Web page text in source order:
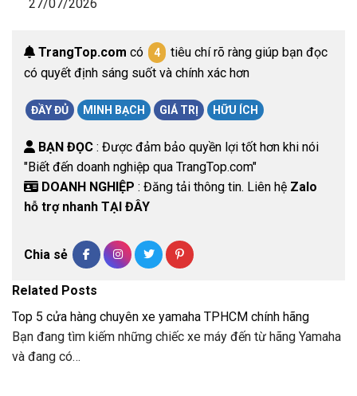
27/07/2026
TrangTop.com có 4
tiêu chí rõ ràng giúp bạn đọc
có quyết định sáng suốt và chính xác hơn
ĐẦY ĐỦ MINH BẠCH GIÁ TRỊ HỮU ÍCH
BẠN ĐỌC : Được đảm bảo quyền lợi tốt hơn khi nói
"Biết đến doanh nghiệp qua TrangTop.com"
DOANH NGHIỆP : Đăng tải thông tin. Liên hệ Zalo
hỗ trợ nhanh TẠI ĐÂY
Chia sẻ
Related Posts
Top 5 cửa hàng chuyên xe yamaha TPHCM chính hãng
Bạn đang tìm kiếm những chiếc xe máy đến từ hãng Yamaha
và đang có…